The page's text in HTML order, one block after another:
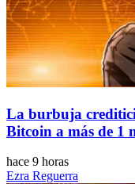
La burbuja
Bitcoin a más de 1
hace 9 horas
Ezra Reguerra